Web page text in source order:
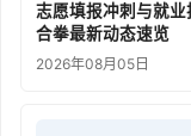
志愿填报冲刺与就业
合拳最新动态速览
2026年08月05日